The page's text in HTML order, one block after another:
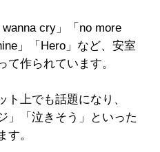
cry」「no more
」「Hero」など、安室
て作られています。
上でも話題になり、
」「泣きそう」といった
す。